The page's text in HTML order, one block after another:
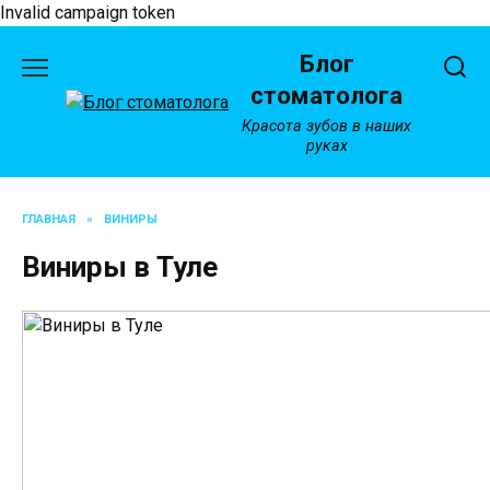
Invalid campaign token
содержанию
Блог
стоматолога
Красота зубов в наших
руках
ГЛАВНАЯ » ВИНИРЫ
Виниры в Туле